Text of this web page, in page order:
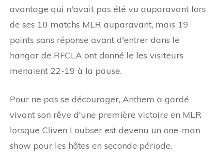
avantage qui n'avait pas été vu auparavant lors
de ses 10 matchs MLR auparavant, mais 19
points sans réponse avant d'entrer dans le
hangar de RFCLA ont donné le les visiteurs
menaient 22-19 à la pause.
Pour ne pas se décourager, Anthem a gardé
vivant son rêve d'une première victoire en MLR
lorsque Cliven Loubser est devenu un one-man
show pour les hôtes en seconde période,